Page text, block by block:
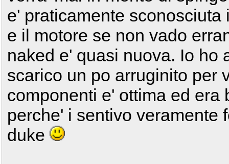
e' praticamente
e il motore se non vado
naked e' quasi nuova. Io ho
scarico un po arruginito per
componenti e' ottima ed
perche' i sentivo veramente
duke